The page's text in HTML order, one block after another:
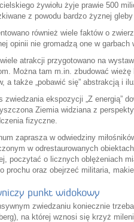
żywiołu żyje prawie 500
z powodu bardzo żyznej
również wiele faktów o
opinii nie gromadzą one w
atrakcji przygotowano na
Można tam m.in. zbudować wieżę
a także „pobawić się” abstrakcją i
zwiedzania ekspozycji „Z energią”
Ziemia widziana z
fizyczne.
zaprasza w odwiedziny
w odrestaurowanych
poczytać o licznych oblężeniach
prochu oraz obejrzeć militaria,
punkt widokowy
zwiedzaniu koniecznie
na której wznosi się krzyż